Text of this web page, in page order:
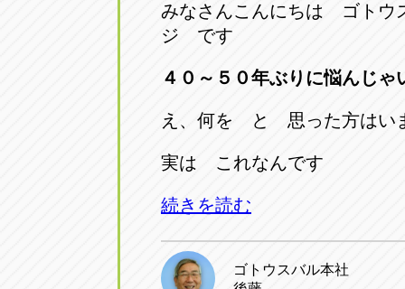
みなさんこんにちは ゴトウ
ジ です
４０～５０年ぶりに悩んじゃ
え、何を と 思った方はい
実は これなんです
続きを読む
ゴトウスバル本社